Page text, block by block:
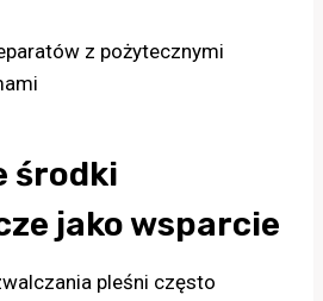
z pożytecznymi
środki
jako wsparcie
pleśni często